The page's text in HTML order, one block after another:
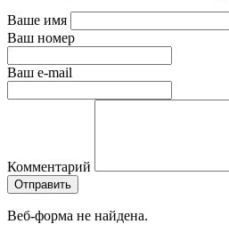
Ваше имя
Ваш номер
Ваш e-mail
Комментарий
Веб-форма не найдена.